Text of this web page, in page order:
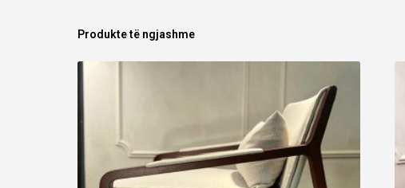
Produkte të ngjashme